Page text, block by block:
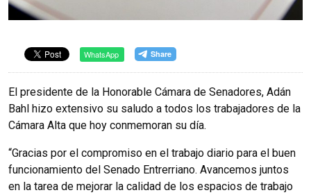
WhatsApp
El presidente de la Honorable Cámara de Senadores, Adán
Bahl hizo extensivo su saludo a todos los trabajadores de la
Cámara Alta que hoy conmemoran su día.
“Gracias por el compromiso en el trabajo diario para el buen
funcionamiento del Senado Entrerriano. Avancemos juntos
en la tarea de mejorar la calidad de los espacios de trabajo